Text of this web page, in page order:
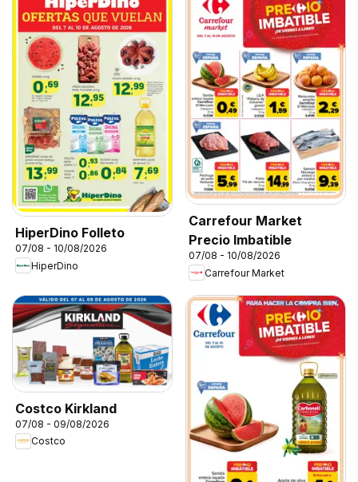
HiperDino Folleto
07/08 - 10/08/2026
HiperDino
Carrefour Market
Precio Imbatible
07/08 - 10/08/2026
Carrefour Market
Costco Kirkland
07/08 - 09/08/2026
Costco